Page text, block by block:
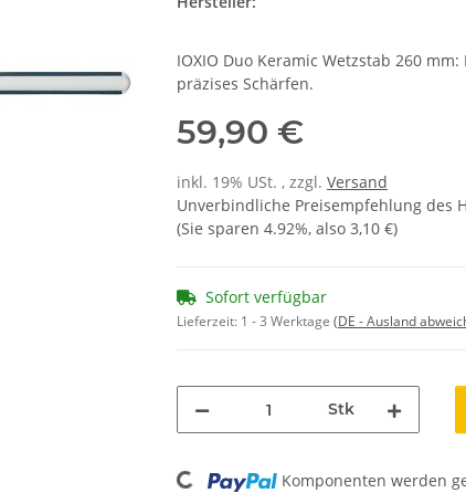
IOXIO Duo Keramic Wetzstab 260
präzises Schärfen.
59,90 €
inkl. 19% USt. , zzgl. Versand
Unverbindliche Preisempfehlung des
(Sie sparen 4.92%, also 3,10 €)
Sofort verfügbar
Lieferzeit: 1 - 3 Werktage (DE - Ausland
Stk
Loading... Komponenten werden